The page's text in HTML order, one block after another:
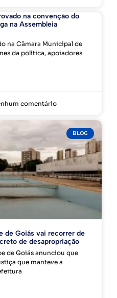
na convenção do
na Assembleia
na Câmara Municipal de
da política, apoiadores
comentário
BLOG
de Goiás vai recorrer de
de desapropriação
de Goiás anunciou que
que manteve a